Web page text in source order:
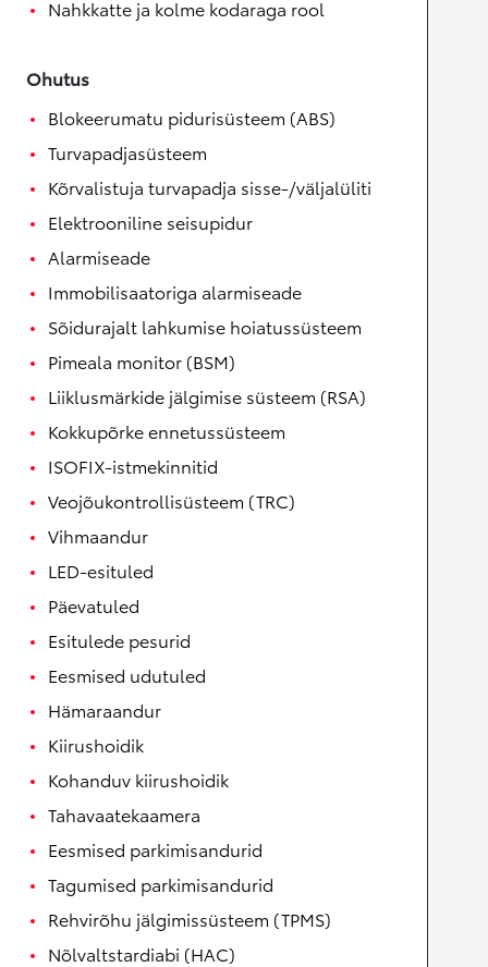
Nahkkatte ja kolme kodaraga rool
Ohutus
Blokeerumatu pidurisüsteem (ABS)
Turvapadjasüsteem
Kõrvalistuja turvapadja sisse-/väljalüliti
Elektrooniline seisupidur
Alarmiseade
Immobilisaatoriga alarmiseade
Sõidurajalt lahkumise hoiatussüsteem
Pimeala monitor (BSM)
Liiklusmärkide jälgimise süsteem (RSA)
Kokkupõrke ennetussüsteem
ISOFIX-istmekinnitid
Veojõukontrollisüsteem (TRC)
Vihmaandur
LED-esituled
Päevatuled
Esitulede pesurid
Eesmised udutuled
Hämaraandur
Kiirushoidik
Kohanduv kiirushoidik
Tahavaatekaamera
Eesmised parkimisandurid
Tagumised parkimisandurid
Rehvirõhu jälgimissüsteem (TPMS)
Nõlvaltstardiabi (HAC)